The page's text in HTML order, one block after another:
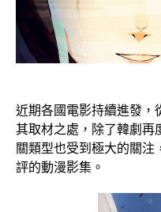
近期各國電影持續進發，
其取材之處，除了韓劇再
關類型也受到極大的關注
評的動漫影集。